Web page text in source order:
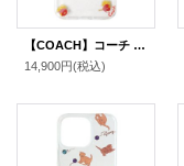
【COACH】コーチ プラスチック 花柄 フラワー プリント ロゴ iPhone13 PRO 専用 スマホケース スマホカバー クリア×レッド〔日本未発売〕
14,900円(税込)